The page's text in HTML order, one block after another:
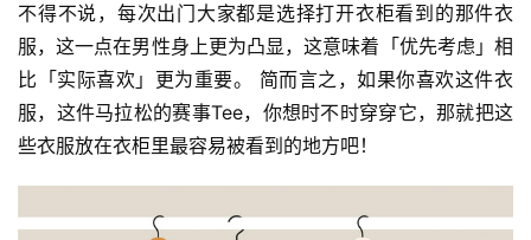
不得不说，每次出门大家都是选择打开衣柜看到的那件衣
服，这一点在男性身上更为凸显，这意味着「优先考虑」相
比「实际喜欢」更为重要。 简而言之，如果你喜欢这件衣
服，这件马拉松的赛事Tee，你想时不时穿穿它，那就把这
些衣服放在衣柜里最容易被看到的地方吧！